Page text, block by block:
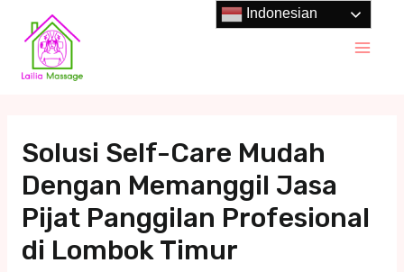
content
Solusi Self-Care Mudah
Dengan Memanggil Jasa
Pijat Panggilan Profesional
di Lombok Timur
Indonesian